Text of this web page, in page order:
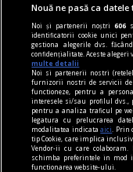
în oraș
Lansare de carte
Perșa, Icar 89
Vă invităm joi,
Librăria
Elisabeta nr. 38),
autorul
literatură
Nouă ne pasă ca
Noi și partenerii noștri606
identificatorii cookie unici
gestiona alegerile dvs.
confidențialitate. Aceste alegeri
multe detalii
Noi si partenerii nostri
furnizorii nostri de servicii
functioneze, pentru a
interesele si/sau profilul dvs.,
pentru a analiza traficul pe
legatura cu prelucrarea
modalitatea indicataaici
.
tip Cookie, care implica
Vendor-ii cu care colaboram.
schimba preferintele in mod
functionarea website-ului.